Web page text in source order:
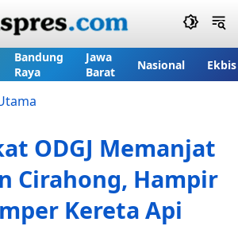
Bandung
Raya
Jawa
Barat
Nasional Ekbis
ODGJ Memanjat
Cirahong, Hampir
Kereta Api